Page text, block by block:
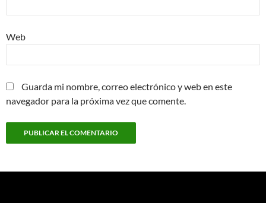
Web
Guarda mi nombre, correo electrónico y web en este
navegador para la próxima vez que comente.